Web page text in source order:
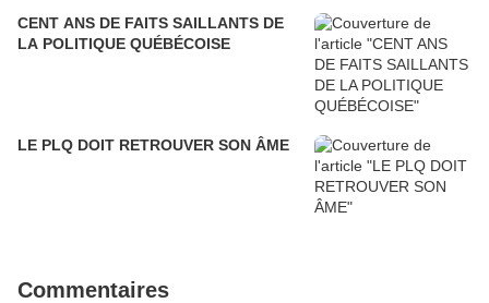
CENT ANS DE FAITS SAILLANTS DE
LA POLITIQUE QUÉBÉCOISE
LE PLQ DOIT RETROUVER SON ÂME
Commentaires